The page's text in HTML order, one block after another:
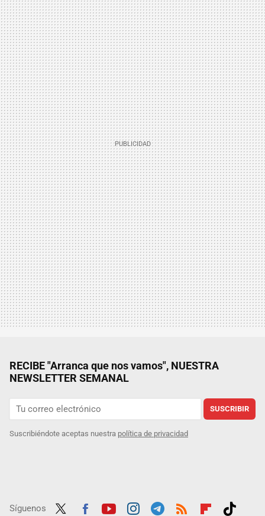
RECIBE "Arranca que nos vamos", NUESTRA
NEWSLETTER SEMANAL
SUSCRIBIR
Suscribiéndote aceptas nuestra política de privacidad
Síguenos